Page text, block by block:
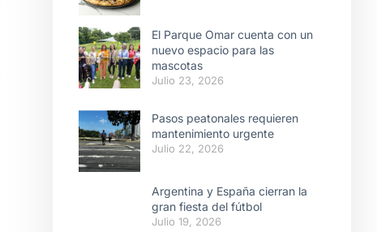
El Parque Omar cuenta con un
nuevo espacio para las
mascotas
Julio 23, 2026
Pasos peatonales requieren
mantenimiento urgente
Julio 22, 2026
Argentina y España cierran la
gran fiesta del fútbol
Julio 19, 2026